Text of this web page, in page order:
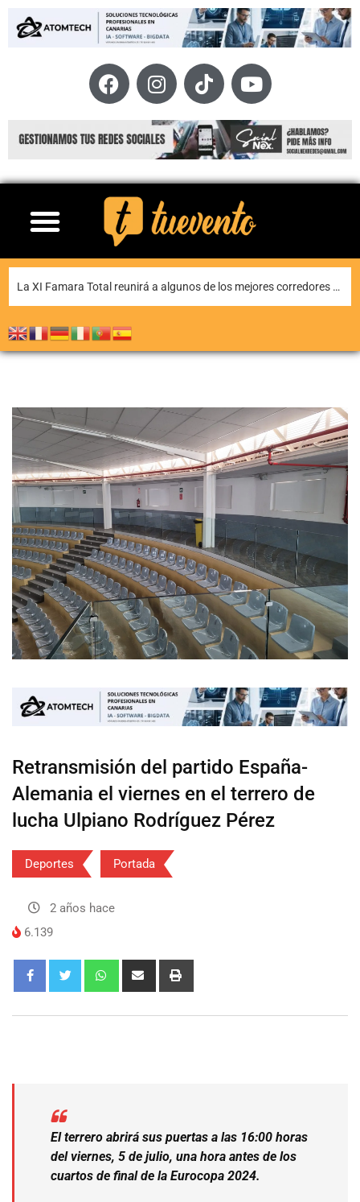
Teguise honra a Nuestra Señora de Las Nieves en la tradicional misa en la ermita
Retransmisión del partido España-
Alemania el viernes en el terrero de
lucha Ulpiano Rodríguez Pérez
Deportes Portada
2 años hace
6.139
El terrero abrirá sus puertas a las 16:00 horas
del viernes, 5 de julio, una hora antes de los
cuartos de final de la Eurocopa 2024.